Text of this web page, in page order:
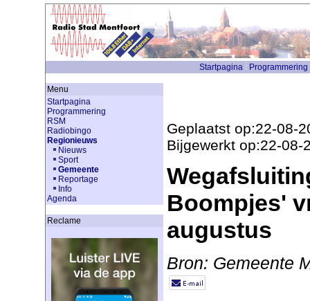
Startpagina Programmering
Menu
Startpagina
Programmering
RSM
Radiobingo
Regionieuws
Nieuws
Sport
Gemeente
Reportage
Info
Agenda
Reclame
Geplaatst op:22-08-
Bijgewerkt op:22-08-
Boompjes'
augustus
Bron: Gemeente